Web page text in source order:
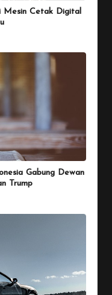
Mesin Cetak Digital
Gabung Dewan
Trump